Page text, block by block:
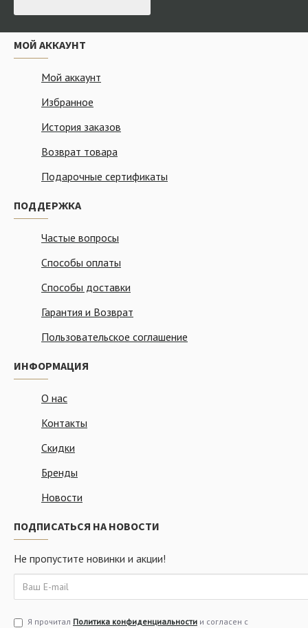
МОЙ АККАУНТ
Мой аккаунт
Избранное
История заказов
Возврат товара
Подарочные сертификаты
ПОДДЕРЖКА
Частые вопросы
Способы оплаты
Способы доставки
Гарантия и Возврат
Пользовательское соглашение
ИНФОРМАЦИЯ
О нас
Контакты
Скидки
Бренды
Новости
ПОДПИСАТЬСЯ НА НОВОСТИ
Не пропустите новинки и акции!
Я прочитал Политика конфиденциальности и согласен с